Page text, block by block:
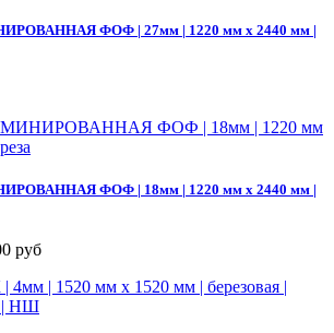
ФОФ | 27мм | 1220 мм х 2440 мм |
ФОФ | 18мм | 1220 мм х 2440 мм |
руб